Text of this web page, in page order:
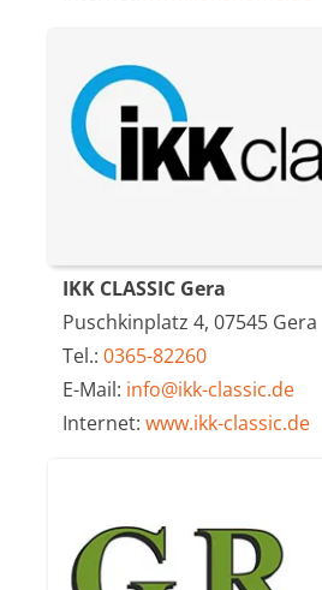
IKK CLASSIC Gera
Puschkinplatz 4, 07545 Gera
Tel.:0365-82260
E-Mail: info@ikk-classic.de
Internet:www.ikk-classic.de